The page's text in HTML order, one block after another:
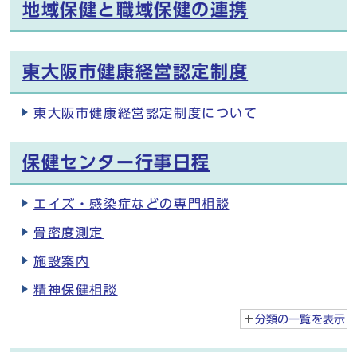
地域保健と職域保健の連携
東大阪市健康経営認定制度
東大阪市健康経営認定制度について
保健センター行事日程
エイズ・感染症などの専門相談
骨密度測定
施設案内
精神保健相談
分類の一覧を表示